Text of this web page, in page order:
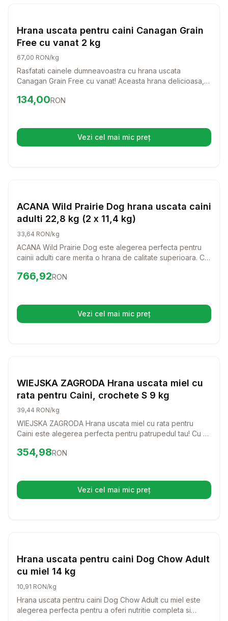
Hrana Uscata Caini
Hrana uscata pentru caini Canagan Grain
Free cu vanat 2 kg
67,00 RON/kg
Rasfatati cainele dumneavoastra cu hrana uscata
Canagan Grain Free cu vanat! Aceasta hrana delicioasa,
mica, oferindu-le o alimentatie sanatoasa si echilibrata,
Preț:134.00
134,00RON
Vezi cel mai mic preț(se deschide într-o filă nouă)
Hrana Uscata Caini
ACANA Wild Prairie Dog hrana uscata caini
adulti 22,8 kg (2 x 11,4 kg)
33,64 RON/kg
ACANA Wild Prairie Dog este alegerea perfecta pentru
cainii adulti care merita o hrana de calitate superioara. Cu
hrana uscata va aduce bucurie si energie in viata
Preț: 766.92 RON
766,92RON
Vezi cel mai mic preț(se deschide într-o filă nouă)
Hrana Uscata Caini
WIEJSKA ZAGRODA Hrana uscata miel cu
rata pentru Caini, crochete S 9 kg
39,44 RON/kg
WIEJSKA ZAGRODA Hrana uscata miel cu rata pentru
Caini este alegerea perfecta pentru patrupedul tau! Cu un
face ca fiecare masa sa fie o bucurie pentru cainele tau.
Preț: 354.98 RON
354,98RON
Vezi cel mai mic preț(se deschide într-o filă nouă)
Hrana Uscata Caini
Hrana uscata pentru caini Dog Chow Adult
cu miel 14 kg
10,91 RON/kg
Hrana uscata pentru caini Dog Chow Adult cu miel este
alegerea perfecta pentru a oferi nutritie completa si